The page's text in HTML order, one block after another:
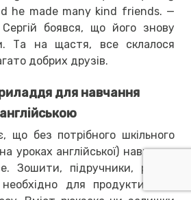
he made many kind friends. —
боявся, що його знову
Та на щастя, все склалося
добрих друзів.
для навчання
англійською
що без потрібного шкільного
уроках англійської) навчання
Зошити, підручники, ручки,
для продуктивного